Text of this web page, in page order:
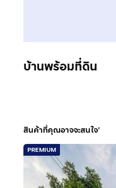
บ้านพร้อมที่ดิน
สินค้าที่คุณอาจจะสนใจ'
PREMIUM